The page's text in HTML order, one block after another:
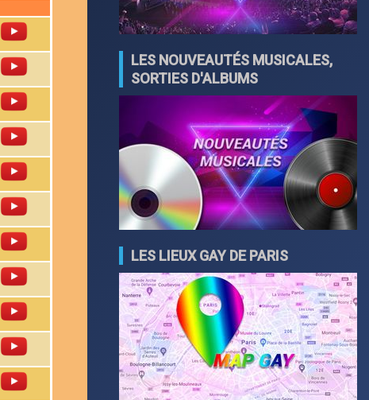
LES NOUVEAUTÉS MUSICALES,
SORTIES D'ALBUMS
LES LIEUX GAY DE PARIS